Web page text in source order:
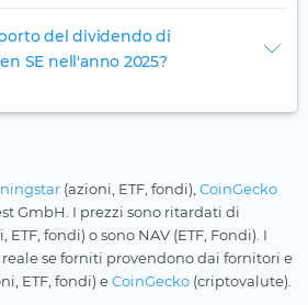
del dividendo di
SE nell'anno 2025?
(azioni, ETF, fondi), CoinGecko
GmbH. I prezzi sono ritardati di
fondi) o sono NAV (ETF, Fondi). I
se forniti provendono dai fornitori e
ETF, fondi) eCoinGecko (criptovalute).